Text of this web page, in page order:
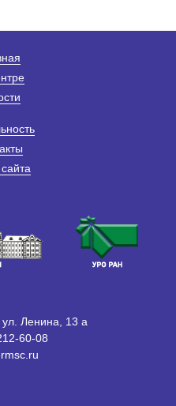
ул. Ленина, 13 а
60-08